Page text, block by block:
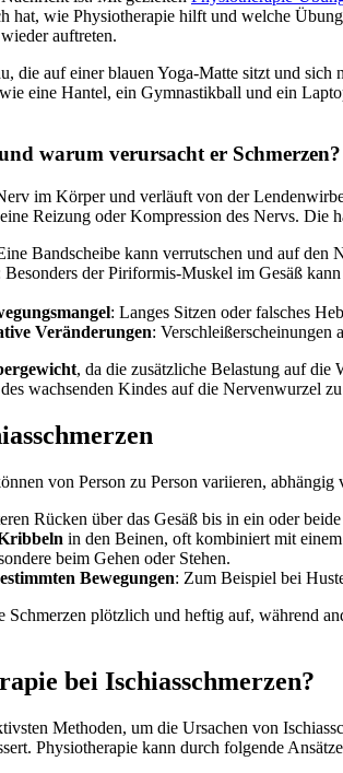
hat, wie Physiotherapie hilft und welche
auftreten.
warum verursacht er Schmerzen?
im Körper und verläuft von der
Reizung oder Kompression des Nervs. Die
Bandscheibe kann verrutschen und auf den
Besonders der Piriformis-Muskel im Gesäß
: Langes Sitzen oder falsches
Veränderungen: Verschleißerscheinungen
, da die zusätzliche Belastung auf die
wachsenden Kindes auf die Nervenwurzel
von Person zu Person variieren,
Rücken über das Gesäß bis in ein oder
in den Beinen, oft kombiniert mit
beim Gehen oder Stehen.
Bewegungen: Zum Beispiel bei
Schmerzen plötzlich und heftig auf, während
bei Ischiasschmerzen?
Methoden, um die Ursachen von
Physiotherapie kann durch folgende